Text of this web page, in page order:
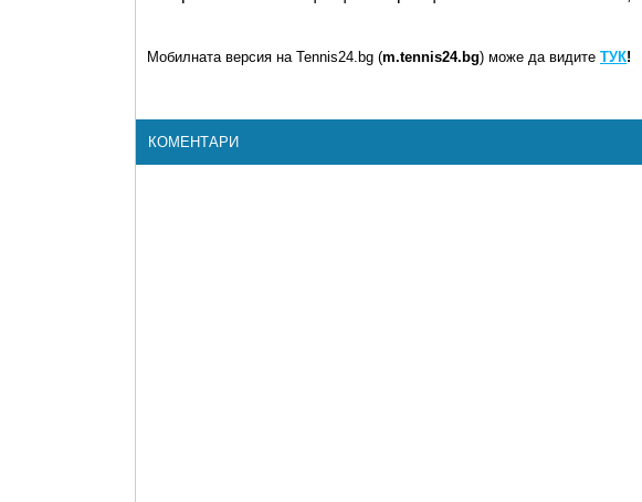
Мобилната версия на Tennis24.bg (m.tennis24.bg) може да видите ТУК!
КОМЕНТАРИ